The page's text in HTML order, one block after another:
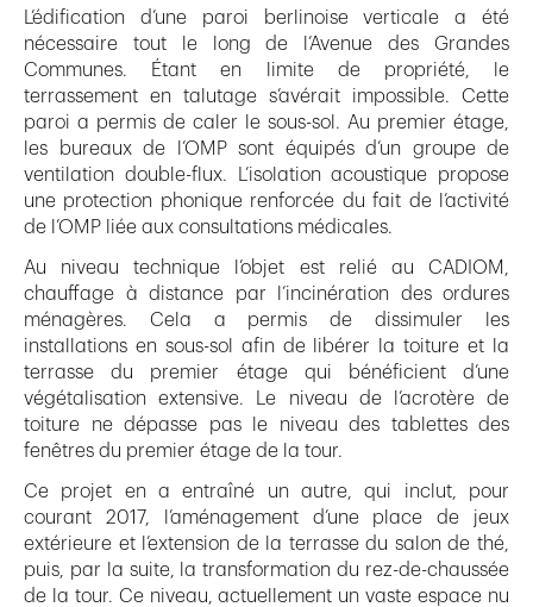
L’édification d’une paroi berlinoise verticale a été
nécessaire tout le long de l’Avenue des Grandes
Communes. Étant en limite de propriété, le
terrassement en talutage s’avérait impossible. Cette
paroi a permis de caler le sous-sol. Au premier étage,
les bureaux de l’OMP sont équipés d’un groupe de
ventilation double-flux. L’isolation acoustique propose
une protection phonique renforcée du fait de l’activité
de l’OMP liée aux consultations médicales.
Au niveau technique l’objet est relié au CADIOM,
chauffage à distance par l’incinération des ordures
ménagères. Cela a permis de dissimuler les
installations en sous-sol afin de libérer la toiture et la
terrasse du premier étage qui bénéficient d’une
végétalisation extensive. Le niveau de l’acrotère de
toiture ne dépasse pas le niveau des tablettes des
fenêtres du premier étage de la tour.
Ce projet en a entraîné un autre, qui inclut, pour
courant 2017, l’aménagement d’une place de jeux
extérieure et l’extension de la terrasse du salon de thé,
puis, par la suite, la transformation du rez-de-chaussée
de la tour. Ce niveau, actuellement un vaste espace nu